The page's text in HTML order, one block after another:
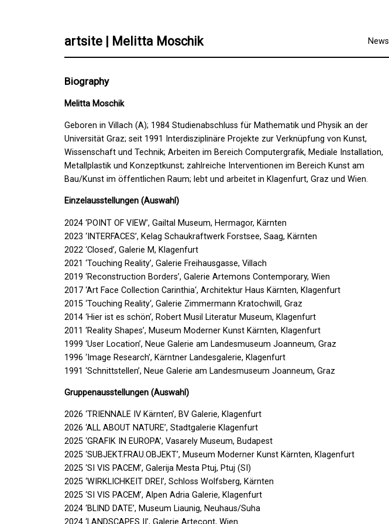
artsite | Melitta Moschik News
Biography
Melitta Moschik
Geboren in Villach (A); 1984 Studienabschluss für Mathematik und Physik an der
Universität Graz; seit 1991 Interdisziplinäre Projekte zur Verknüpfung von Kunst,
Wissenschaft und Technik; Arbeiten im Bereich Computergrafik, Mediale Installation,
Metallplastik und Konzeptkunst; zahlreiche Interventionen im Bereich Kunst am
Bau/Kunst im öffentlichen Raum; lebt und arbeitet in Klagenfurt, Graz und Wien.
Einzelausstellungen (Auswahl)
2024 ‘POINT OF VIEW’, Gailtal Museum, Hermagor, Kärnten
2023 ‘INTERFACES’, Kelag Schaukraftwerk Forstsee, Saag, Kärnten
2022 ‘Closed’, Galerie M, Klagenfurt
2021 ‘Touching Reality’, Galerie Freihausgasse, Villach
2019 ‘Reconstruction Borders’, Galerie Artemons Contemporary, Wien
2017 ‘Art Face Collection Carinthia‘, Architektur Haus Kärnten, Klagenfurt
2015 ‘Touching Reality‘, Galerie Zimmermann Kratochwill, Graz
2014 ‘Hier ist es schön‘, Robert Musil Literatur Museum, Klagenfurt
2011 ‘Reality Shapes’, Museum Moderner Kunst Kärnten, Klagenfurt
1999 ‘User Location’, Neue Galerie am Landesmuseum Joanneum, Graz
1996 ‘Image Research’, Kärntner Landesgalerie, Klagenfurt
1991 ‘Schnittstellen’, Neue Galerie am Landesmuseum Joanneum, Graz
Gruppenausstellungen (Auswahl)
2026 ‘TRIENNALE IV Kärnten’, BV Galerie, Klagenfurt
2026 ‘ALL ABOUT NATURE’, Stadtgalerie Klagenfurt
2025 ‘GRAFIK IN EUROPA’, Vasarely Museum, Budapest
2025 ‘SUBJEKT.FRAU.OBJEKT’, Museum Moderner Kunst Kärnten, Klagenfurt
2025 ‘SI VIS PACEM’, Galerija Mesta Ptuj, Ptuj (SI)
2025 ‘WIRKLICHKEIT DREI’, Schloss Wolfsberg, Kärnten
2025 ‘SI VIS PACEM’, Alpen Adria Galerie, Klagenfurt
2024 ‘BLIND DATE’, Museum Liaunig, Neuhaus/Suha